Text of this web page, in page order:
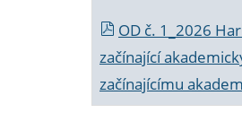
OD č. 1_2026
začínající
začínajícímu